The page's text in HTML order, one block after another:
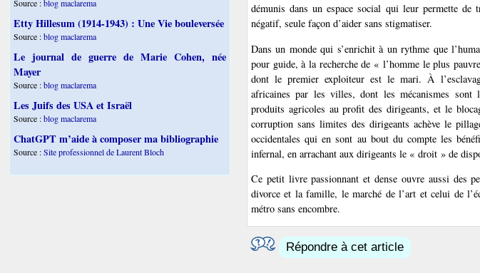
démunis dans un espace social qui leur permette
négatif, seule façon d’aider sans stigmatiser.
Dans un monde qui s’enrichit à un rythme que
pour guide, à la recherche de « l’homme le plus
dont le premier exploiteur est le mari. À
africaines par les villes, dont les mécanismes sont
produits agricoles au profit des dirigeants, et le
corruption sans limites des dirigeants achève le
occidentales qui en sont au bout du compte les
infernal, en arrachant aux dirigeants le « droit » de
Ce petit livre passionnant et dense ouvre aussi des
divorce et la famille, le marché de l’art et celui de
métro sans encombre.
Répondre à cet article
Source :blog maclarema
Etty Hillesum (1914-1943) : Une Vie bouleversée
Source :blog maclarema
Le journal de guerre de Marie Cohen, née
Mayer
Source :blog maclarema
Les Juifs des USA et Israël
Source :blog maclarema
ChatGPT m’aide à composer ma bibliographie
Source :Site professionnel de Laurent Bloch